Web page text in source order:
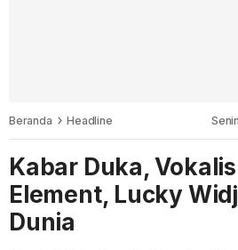
Beranda Headline
Kabar Duka,
Element, Lucky
Dunia